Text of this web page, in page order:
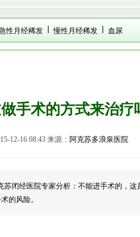
性月经稀发 慢性月经稀发 血尿
手术的方式来治疗
12-16 08:43 来源： 阿克苏多浪泉医院
苏闭经医院专家分析：不能进手术的，这
的风险。